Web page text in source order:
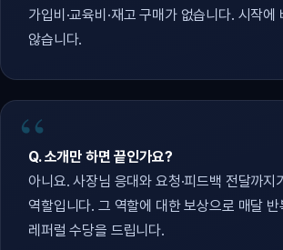
가입비·교육비·재고 구매가 없습니다. 시작에
않습니다.
Q. 소개만 하면 끝인가요?
아니요. 사장님 응대와 요청·피드백 전달까지
역할입니다. 그 역할에 대한 보상으로 매달 반
레퍼럴 수당을 드립니다.